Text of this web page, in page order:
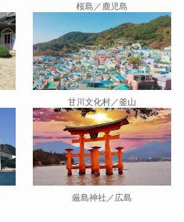
桜島／鹿児島
甘川文化村／釜山
厳島神社／広島